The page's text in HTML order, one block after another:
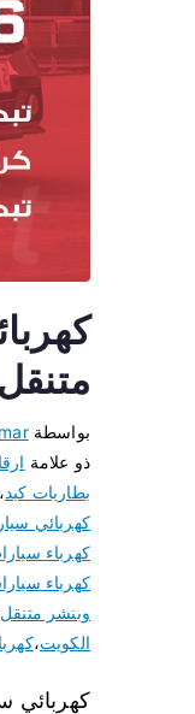
بواسطة
ذو علامة
بطاريات كبد
كهربائي
كهرباء
كهرباء
وبنشر
الكويت،
كهربائي